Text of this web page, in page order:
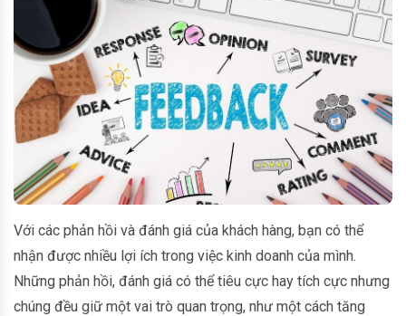
Với các phản hồi và đánh giá của khách hàng, bạn có thể
nhận được nhiều lợi ích trong việc kinh doanh của mình.
Những phản hồi, đánh giá có thể tiêu cực hay tích cực nhưng
chúng đều giữ một vai trò quan trọng, như một cách tăng